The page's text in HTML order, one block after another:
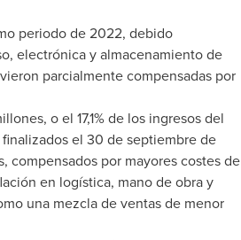
periodo de 2022, debido
electrónica y almacenamiento de
parcialmente compensadas por
o el 17,1% de los ingresos del
el 30 de septiembre de
compensados por mayores costes de
en logística, mano de obra y
una mezcla de ventas de menor